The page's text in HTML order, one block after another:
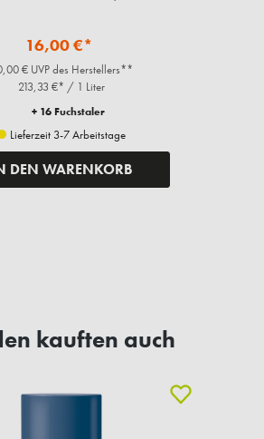
16,00 €*
€ UVP des Herstellers**
213,33 €* / 1 Liter
+ 16 Fuchstaler
Lieferzeit 3-7 Arbeitstage
DEN WARENKORB
kauften auch